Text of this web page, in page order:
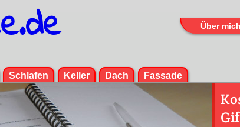
Menü
Schlafen Keller Dach Fassade
Über mich